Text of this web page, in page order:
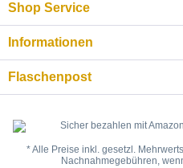
Shop Service
Informationen
Flaschenpost
* Alle Preise inkl. gesetzl.
Nachnahmegebühren,